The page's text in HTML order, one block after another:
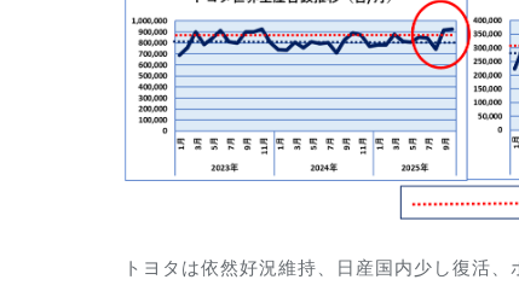
トヨタは依然好況維持、日産国内少し復活、